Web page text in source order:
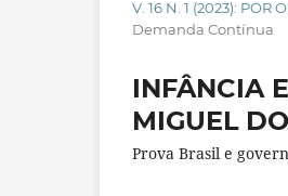
V. 16 N. 1 (2023): POR
Demanda Contínua
INFÂNCIA
MIGUEL
Prova Brasil e